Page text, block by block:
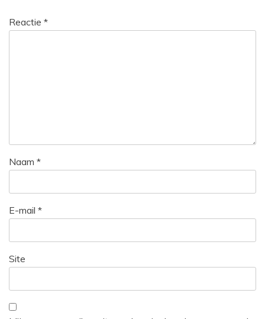
Reactie *
Naam *
E-mail *
Site